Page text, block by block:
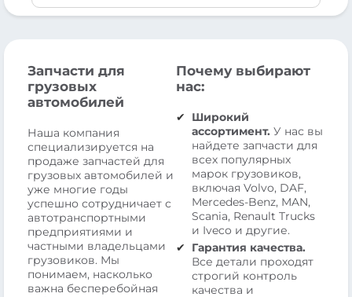
Запчасти для
грузовых
автомобилей
Наша компания
специализируется на
продаже запчастей для
грузовых автомобилей и
уже многие годы
успешно сотрудничает с
автотранспортными
предприятиями и
частными владельцами
грузовиков. Мы
понимаем, насколько
важна бесперебойная
Почему выбирают
нас:
Широкий
ассортимент. У нас вы
найдете запчасти для
всех популярных
марок грузовиков,
включая Volvo, DAF,
Mercedes-Benz, MAN,
Scania, Renault Trucks
и Iveco и другие.
Гарантия качества.
Все детали проходят
строгий контроль
качества и